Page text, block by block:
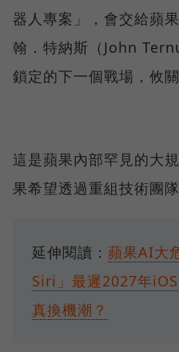
器人專案」，會交給蘋
翰．特納斯（John
鎖定的下一個戰場，攸
這是蘋果內部罕見的大
果希望透過重組技術團
延伸閱讀： 蘋果AI大
Siri」最遲2027年
真換機潮？